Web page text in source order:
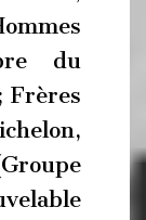
du
Frères